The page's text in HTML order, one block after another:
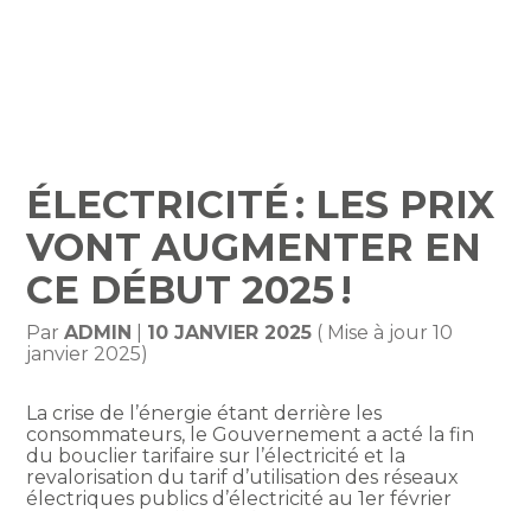
ÉLECTRICITÉ : LES PRIX
VONT AUGMENTER EN
CE DÉBUT 2025 !
ParADMIN 10 JANVIER 2025 ( Mise à jour 10
janvier 2025)
La crise de l’énergie étant derrière les
consommateurs, le Gouvernement a acté la fin
du bouclier tarifaire sur l’électricité et la
revalorisation du tarif d’utilisation des réseaux
électriques publics d’électricité au 1er février